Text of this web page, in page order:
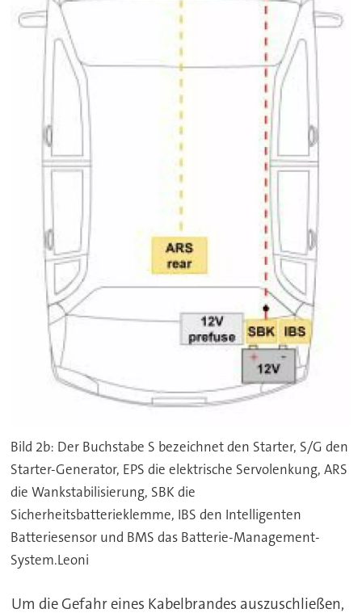
Bild 2b: Der Buchstabe S bezeichnet den Starter, S/G den
Starter-Generator, EPS die elektrische Servolenkung, ARS
die Wankstabilisierung, SBK die
Sicherheitsbatterieklemme, IBS den Intelligenten
Batteriesensor und BMS das Batterie-Management-
System.Leoni
Um die Gefahr eines Kabelbrandes auszuschließen,